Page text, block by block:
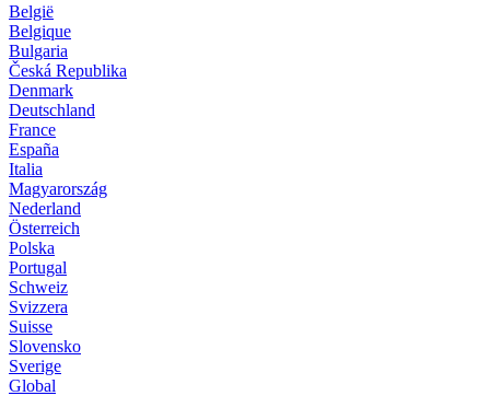
België
Belgique
Bulgaria
Česká Republika
Denmark
Deutschland
France
España
Italia
Magyarország
Nederland
Österreich
Polska
Portugal
Schweiz
Svizzera
Suisse
Slovensko
Sverige
Global